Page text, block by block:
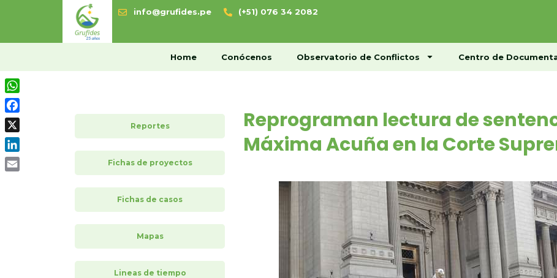
info@grufides.pe (+51) 076 34 2082
Home Conócenos Observatorio de Conflictos Centro de
Home Conócenos
Reportes
Fichas de proyectos
Fichas de casos
Mapas
Lineas de tiempo
Reprograman lectura de
Máxima Acuña en la Corte
WhatsApp
Facebook
X
LinkedIn